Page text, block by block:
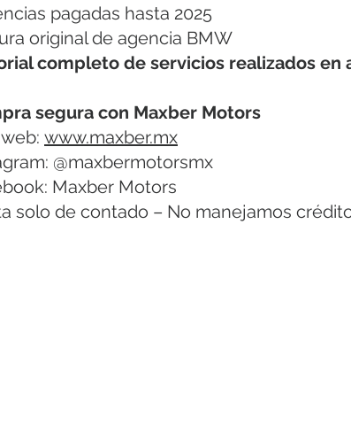
pagadas hasta 2025
original de agencia BMW
completo de servicios realizados en
segura con Maxber Motors
www.maxber.mx
@maxbermotorsmx
Maxber Motors
solo de contado – No manejamos